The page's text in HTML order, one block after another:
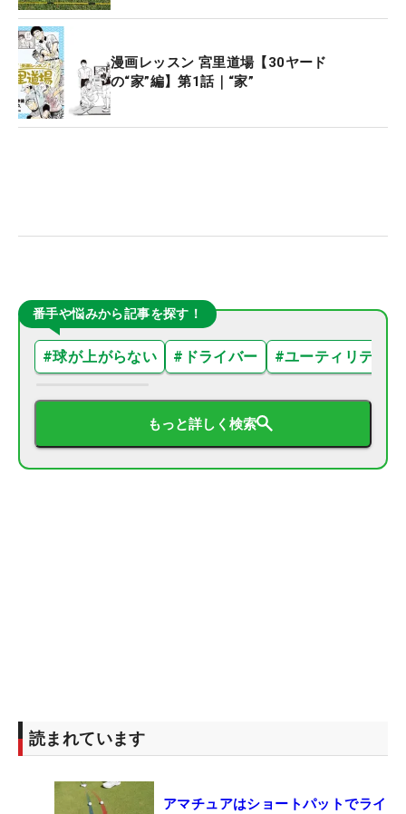
漫画レッスン 宮里道場【30ヤード
の“家”編】第1話｜“家”
番手や悩みから記事を探す！
#球が上がらない # ドライバー #ユーティリティ
もっと詳しく検索
読まれています
アマチュアはショートパットでライ